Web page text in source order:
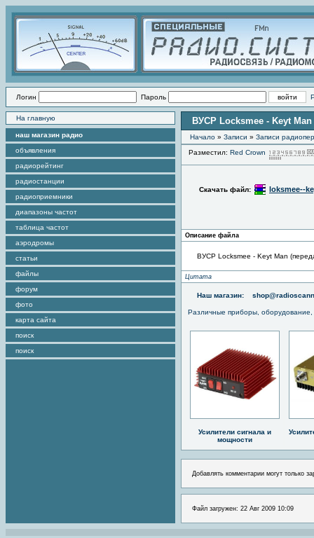
Логин Пароль
На главную
наш магазин радио
объявления
радиорейтинг
радиостанции
радиоприемники
диапазоны частот
таблица частот
аэродромы
статьи
файлы
форум
фото
карта сайта
поиск
поиск
ВУСР Locksmee - Keyt Man
Начало » Записи » Записи
Разместил: Red Crown
Скачать файл: loksmee--
Описание файла
ВУСР Locksmee - Keyt Man
Цитата
Наш магазин:
Различные приборы,
Усилители сигнала и
мощности
Добавлять комментарии могут только
Файл загружен: 22 Авг 2009 10:09